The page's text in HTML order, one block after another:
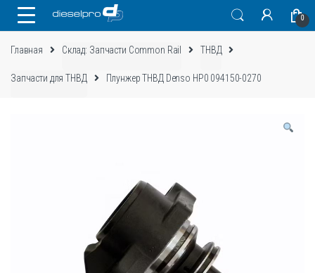
0
Главная Склад: Запчасти Common Rail ТНВД
Запчасти для ТНВД Плунжер ТНВД Denso HP0 094150-0270